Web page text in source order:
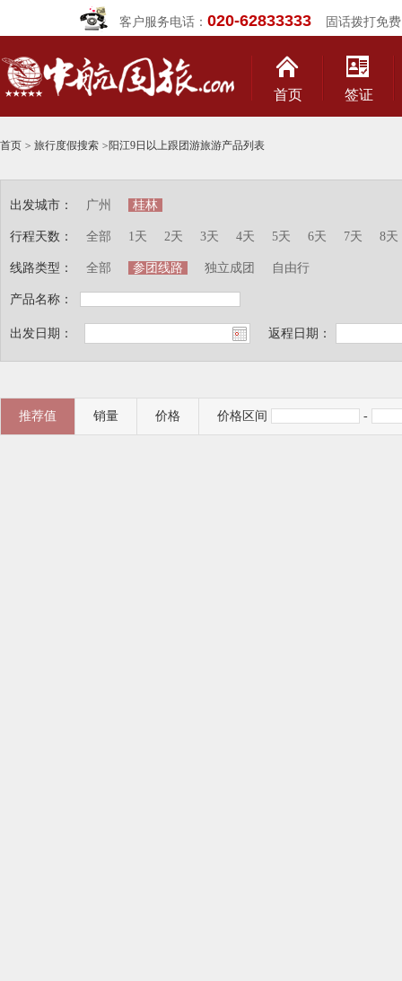
客户服务电话： 020-62833333固话拨打免费
首页 签证
首页 > 旅行度假搜索 > 阳江9日以上跟团游旅游产品列表
出发城市：
行程天数：
线路类型：
产品名称：
广州 桂林
全部 1天 2天 3天 4天 5天 6天 7天 8天
全部 参团线路 独立成团 自由行
出发日期： 返程日期：
推荐值 销量 价格 价格区间 -